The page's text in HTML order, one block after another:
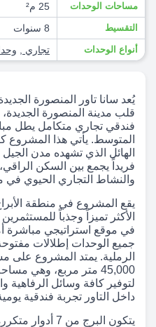
مساحات الوحدات 25 م²
التقسيط 8 سنوات
أنواع الوحدات تجاري
يُعد سانا تاور المنصورة
قلب مدينة المنصورة
فندقي تجاري متكامل يطل
المتوسط. يأتي هذا المشروع
الهائل الذي تشهده مدن
فريداً يجمع بين السكن
والنشاط التجاري الحيوي في
يقع المشروع في منطقة
الأكثر تميزاً وجذباً
في موقع استراتيجي مباشرة
جميع الوحدات إطلالات
الرملية. يمتد المشروع على
45,000 متر مربع، وهي
لتوفير كافة وسائل الرفاهية
داخل التاور تجربة فندقية
يتكون البرج من